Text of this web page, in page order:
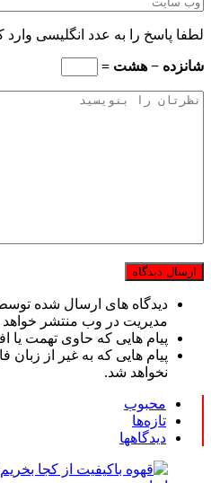
لطفا پاسخ را به عدد انگلیسی وارد
شانزده − هشت =
دیدگاه های ارسال شده
مدیریت در وب منتشر
پیام هایی که حاوی تهمت یا
پیام هایی که به غیر از
نخواهد شد.
محبوب
تازه‌ها
دیدگاهها